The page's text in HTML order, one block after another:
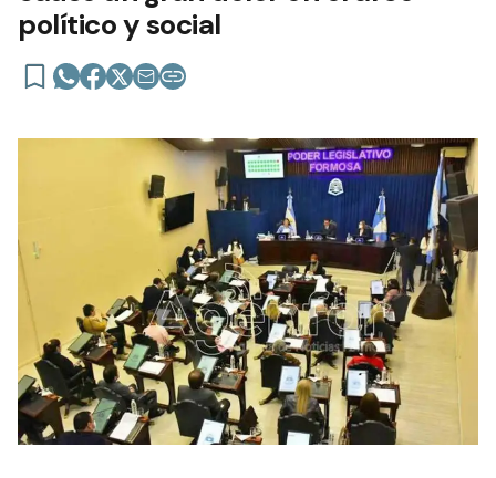
político y social